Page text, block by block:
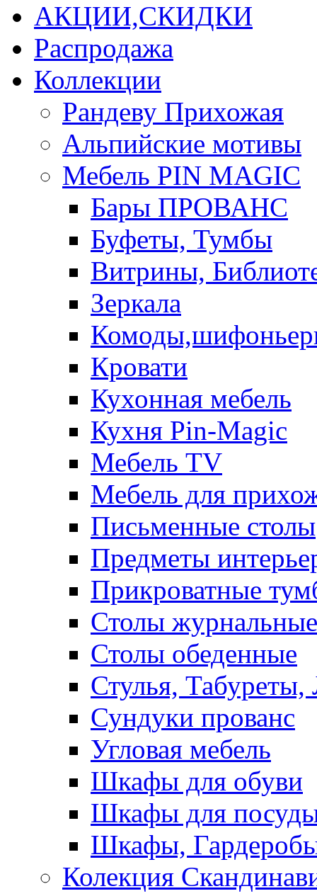
АКЦИИ,СКИДКИ
Распродажа
Коллекции
Рандеву Прихожая
Альпийские мотивы
Мебель PIN MAGIС
Бары ПРОВАНС
Буфеты, Тумбы
Витрины,
Зеркала
Кровати
Кухонная мебель
Кухня Pin-Magic
Мебель TV
Мебель для
Письменные столы
Предметы
Прикроватные
Столы журнальные
Столы обеденные
Стулья, Табуреты,
Сундуки прованс
Угловая мебель
Шкафы для обуви
Шкафы для
Шкафы,
Колекция